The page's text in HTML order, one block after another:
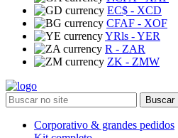
EC$ - XCD
CFAF - XOF
YRls - YER
R - ZAR
ZK - ZMW
Buscar
Corporativo & grandes pedidos